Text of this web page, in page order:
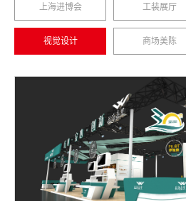
上海进博会 工装展厅
视觉设计 商场美陈